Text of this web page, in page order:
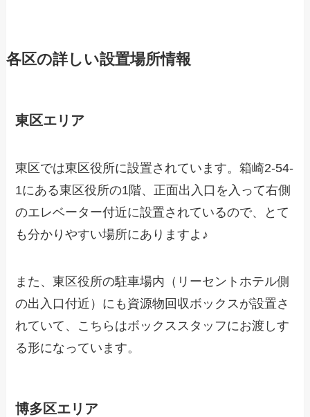
各区の詳しい設置場所情報
東区エリア
東区では東区役所に設置されています。箱崎2-54-
1にある東区役所の1階、正面出入口を入って右側
のエレベーター付近に設置されているので、とて
も分かりやすい場所にありますよ♪
また、東区役所の駐車場内（リーセントホテル側
の出入口付近）にも資源物回収ボックスが設置さ
れていて、こちらはボックススタッフにお渡しす
る形になっています。
博多区エリア